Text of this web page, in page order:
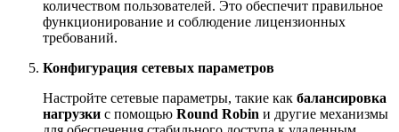
количеством пользователей. Это обеспечит правильное
функционирование и соблюдение лицензионных
требований.
Конфигурация сетевых параметров
Настройте сетевые параметры, такие как балансировка
нагрузки с помощью Round Robin и другие механизмы